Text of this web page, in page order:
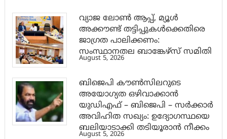
വ്യാജ ലോൺ ആപ്പ്, മ്യൂൾ
അക്കൗണ്ട് തട്ടിപ്പുകൾക്കെതിരെ
ജാ​ഗ്രത പാലിക്കണം:
സംസ്ഥാനതല ബാങ്കേഴ്സ് സമിതി
August 5, 2026
ബിജെപി കൗൺസിലറുടെ
അയോഗ്യത ഒഴിവാക്കാൻ
യുഡിഎഫ് – ബിജെപി – സർക്കാർ
അവിഹിത സഖ്യം: ഉദ്യോഗസ്ഥയെ
ബലിയാടാക്കി തടിയൂരാൻ നീക്കം
August 5, 2026